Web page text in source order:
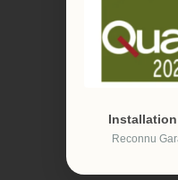
Reconnu